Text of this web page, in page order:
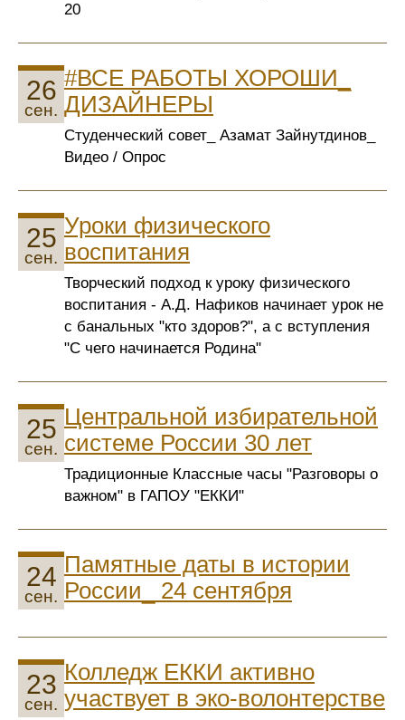
20
26
сен.
#ВСЕ РАБОТЫ ХОРОШИ_
ДИЗАЙНЕРЫ
Студенческий совет_ Азамат Зайнутдинов_
Видео / Опрос
25
сен.
Уроки физического
воспитания
Творческий подход к уроку физического
воспитания - А.Д. Нафиков начинает урок не
с банальных "кто здоров?", а с вступления
"С чего начинается Родина"
25
сен.
Центральной избирательной
системе России 30 лет
Традиционные Классные часы "Разговоры о
важном" в ГАПОУ "ЕККИ"
24
сен.
Памятные даты в истории
России_ 24 сентября
23
сен.
Колледж ЕККИ активно
участвует в эко-волонтерстве